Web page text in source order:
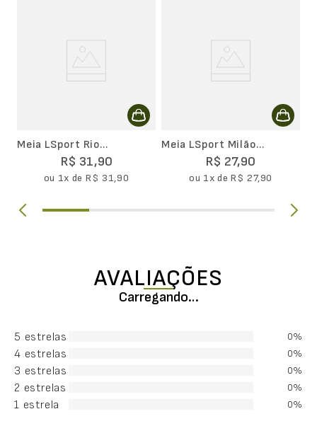
Meia LSport Rio
Movimento Cano Curto
R$ 31,90
ou 1x de R$ 31,90
Meia LSport Milão
Movimento Cano Curto
R$ 27,90
ou 1x deR$ 27,90
AVALIAÇÕES
Carregando…
5 estrelas 0%
4 estrelas 0%
3 estrelas 0%
2 estrelas 0%
1 estrela 0%